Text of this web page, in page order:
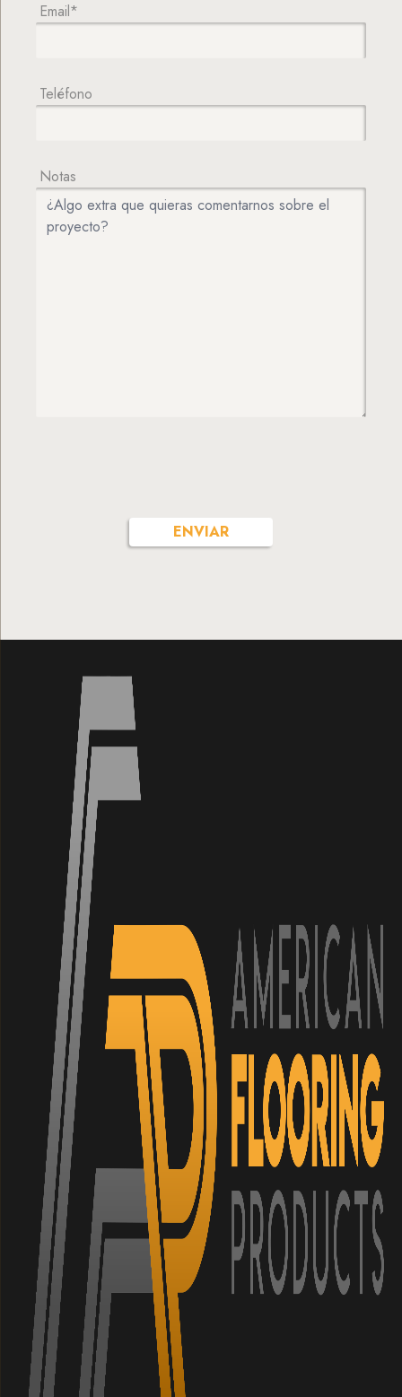
Email*
Teléfono
Notas
ENVIAR